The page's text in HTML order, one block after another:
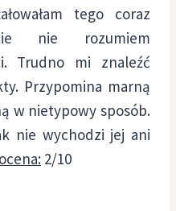
tego coraz
nie rozumiem
Trudno mi znaleźć
Przypomina marną
w nietypowy sposób.
nie wychodzi jej ani
2/10